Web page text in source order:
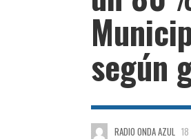
según
RADIO ONDA AZUL